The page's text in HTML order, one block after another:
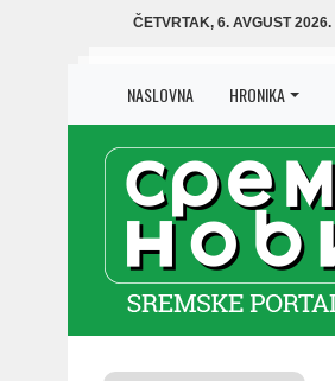
ČETVRTAK, 6. AVGUST 2026.
NASLOVNA HRONIKA